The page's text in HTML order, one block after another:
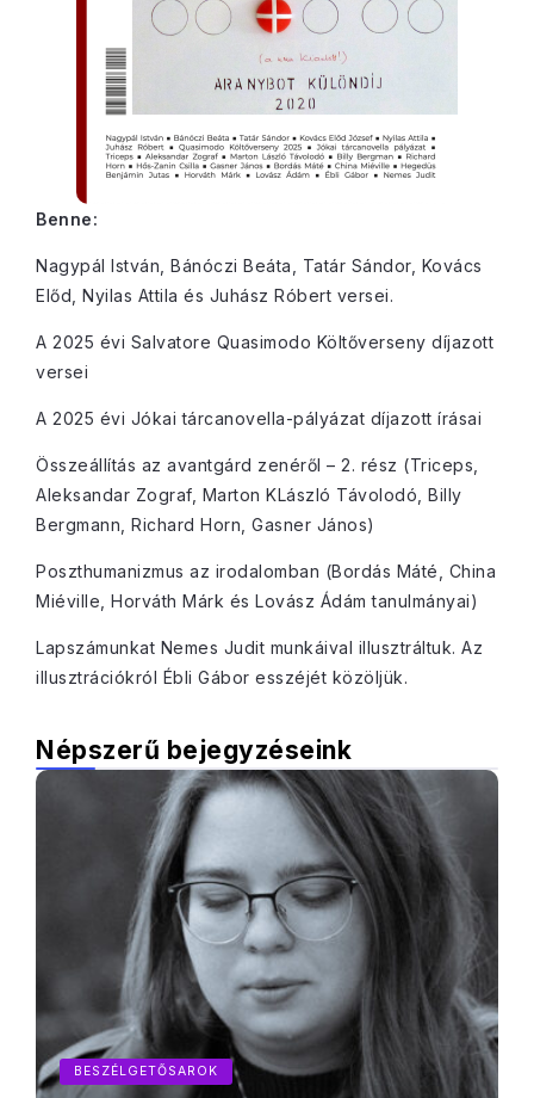
Benne:
Nagypál István, Bánóczi Beáta, Tatár Sándor, Kovács
Előd, Nyilas Attila és Juhász Róbert versei.
A 2025 évi Salvatore Quasimodo Költőverseny díjazott
versei
A 2025 évi Jókai tárcanovella-pályázat díjazott írásai
Összeállítás az avantgárd zenéről – 2. rész (Triceps,
Aleksandar Zograf, Marton KLászló Távolodó, Billy
Bergmann, Richard Horn, Gasner János)
Poszthumanizmus az irodalomban (Bordás Máté, China
Miéville, Horváth Márk és Lovász Ádám tanulmányai)
Lapszámunkat Nemes Judit munkáival illusztráltuk. Az
illusztrációkról Ébli Gábor esszéjét közöljük.
Népszerű bejegyzéseink
BESZÉLGETŐSAROK